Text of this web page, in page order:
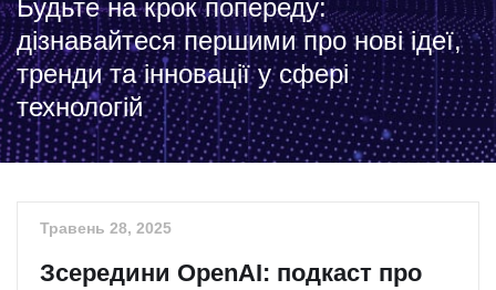
Будьте на крок попереду:
дізнавайтеся першими про нові ідеї,
тренди та інновації у сфері
технологій
Травень 28, 2025
Зсередини OpenAI: подкаст про